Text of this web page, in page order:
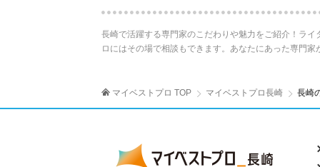
長崎で活躍する専門家のこだわりや魅力をご紹介！ラ
ロにはその場で相談もできます。あなたにあった専門
マイベストプロ TOP マイベストプロ長崎 長崎